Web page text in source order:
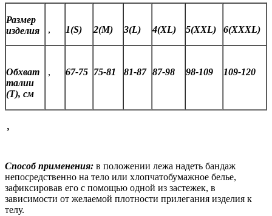
Размер
изделия
, 1(S) 2(M) 3(L) 4(XL) 5(XXL) 6(XXXL)
Обхват
талии
(Т), см
, 67-75 75-81 81-87 87-98 98-109 109-120
,
Способ применения: в положении лежа надеть бандаж
непосредственно на тело или хлопчатобумажное белье,
зафиксировав его с помощью одной из застежек, в
зависимости от желаемой плотности прилегания изделия к
телу.